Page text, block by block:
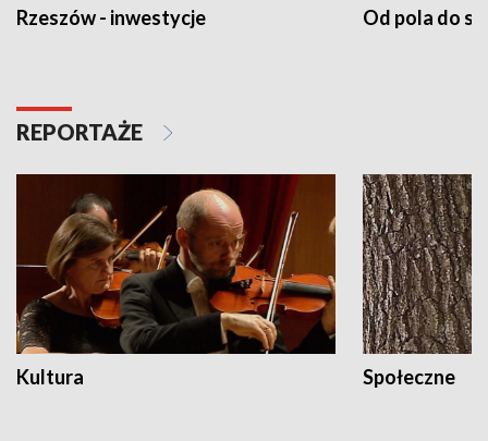
Rzeszów - inwestycje Od pola do
REPORTAŻE
Kultura Społeczne